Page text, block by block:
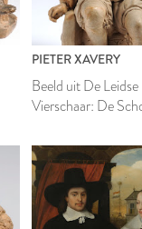
PIETER XAVERY
Beeld uit De Leidse
Vierschaar: De